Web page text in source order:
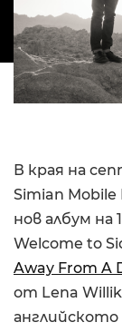
В края на
Simian Mobile
нов албум на
Welcome to
Away From A
от Lena
английското